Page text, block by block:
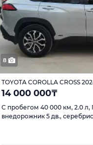
8
TOYOTA COROLLA CROSS
14 000 000₸
С пробегом 40 000 км, 2.0
внедорожник 5 дв.,